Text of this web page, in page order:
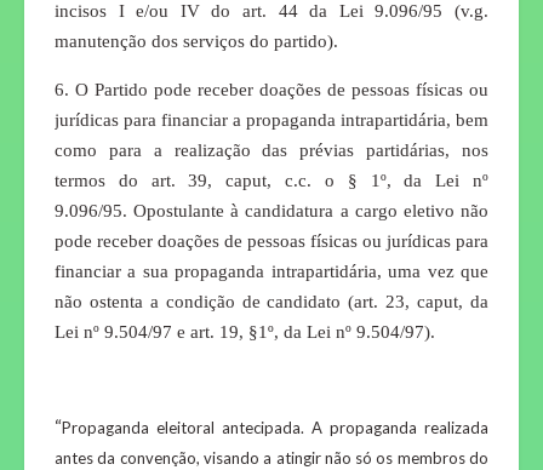
incisos I e/ou IV do art. 44 da Lei 9.096/95 (v.g.
manutenção dos serviços do partido).
6. O Partido pode receber doações de pessoas físicas ou
jurídicas para financiar a propaganda intrapartidária, bem
como para a realização das prévias partidárias, nos
termos do art. 39, caput, c.c. o § 1º, da Lei nº
9.096/95.Opostulante à candidatura a cargo eletivo não
pode receber doações de pessoas físicas ou jurídicas para
financiar a sua propaganda intrapartidária, uma vez que
não ostenta a condição de candidato (art. 23, caput, da
Lei nº 9.504/97 e art. 19, §1º, da Lei nº 9.504/97).
“Propaganda eleitoral antecipada. A propaganda realizada
antes da convenção, visando a atingir não só os membros do